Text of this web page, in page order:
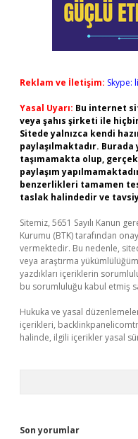
Reklam ve İletişim: Skype:
Yasal Uyarı: Bu internet
veya şahıs şirketi ile
Sitede yalnızca kendi
paylaşılmaktadır.
taşımamakta olup,
paylaşım
benzerlikleri tamamen
taslak halindedir ve
Sitemiz, 5651 Sayılı Kanun
Kurumu (BTK) tarafından
vermektedir. Bu nedenle,
veya araştırma
yazdıkları içeriklerin
bu sorumluluğu kabul etmiş
Hukuka ve yasal
içerikleri,
halinde, ilgili içerikler yasal
Son yorumlar